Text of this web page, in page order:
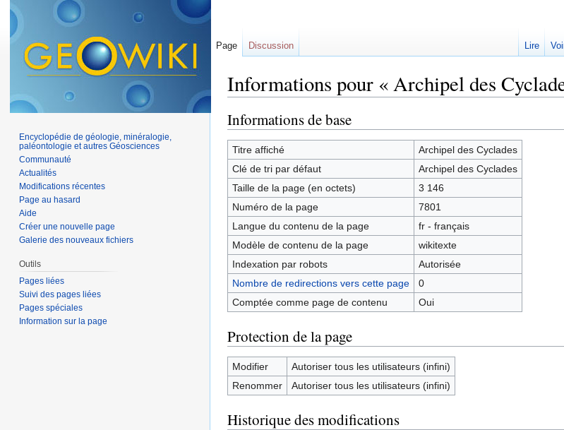
Informations pour « Archipel des
Informations de base
Titre affiché
Archipel des Cyclades
Clé de tri par défaut
Archipel des Cyclades
Taille de la page (en octets)
3 146
Numéro de la page
7801
Langue du contenu de la page
fr - français
Modèle de contenu de la page
wikitexte
Indexation par robots
Autorisée
Nombre de redirections vers cette page
0
Comptée comme page de contenu
Oui
Protection de la page
Modifier
Autoriser tous les utilisateurs (infini)
Renommer
Autoriser tous les utilisateurs (infini)
Historique des modifications
Page Discussion Lire
Encyclopédie de géologie, minéralogie,
paléontologie et autres Géosciences
Communauté
Actualités
Modifications récentes
Page au hasard
Aide
Créer une nouvelle page
Galerie des nouveaux fichiers
Outils
Pages liées
Suivi des pages liées
Pages spéciales
Information sur la page